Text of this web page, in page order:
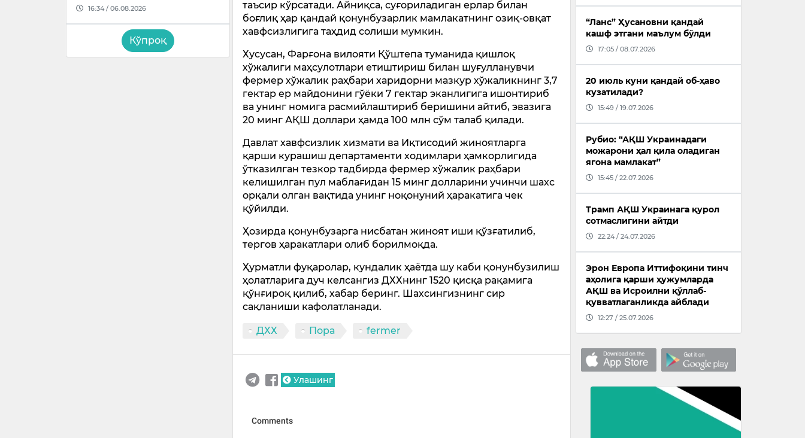
16:34 / 06.08.2026
Кўпроқ
таъсир кўрсатади. Айниқса, суғориладиган ерлар билан
боғлиқ ҳар қандай қонунбузарлик мамлакатнинг озиқ-овқат
хавфсизлигига таҳдид солиши мумкин.
Хусусан, Фарғона вилояти Қўштепа туманида қишлоқ
хўжалиги маҳсулотлари етиштириш билан шуғулланувчи
фермер хўжалик раҳбари харидорни мазкур хўжаликнинг 3,7
гектар ер майдонини гўёки 7 гектар эканлигига ишонтириб
ва унинг номига расмийлаштириб беришини айтиб, эвазига
20 минг АҚШ доллари ҳамда 100 млн сўм талаб қилади.
Давлат хавфсизлик хизмати ва Иқтисодий жиноятларга
қарши курашиш департаменти ходимлари ҳамкорлигида
ўтказилган тезкор тадбирда фермер хўжалик раҳбари
келишилган пул маблағидан 15 минг долларини учинчи шахс
орқали олган вақтида унинг ноқонуний ҳаракатига чек
қўйилди.
Ҳозирда қонунбузарга нисбатан жиноят иши қўзғатилиб,
тергов ҳаракатлари олиб борилмоқда.
Ҳурматли фуқаролар, кундалик ҳаётда шу каби қонунбузилиш
ҳолатларига дуч келсангиз ДХХнинг 1520 қисқа рақамига
қўнғироқ қилиб, хабар беринг. Шахсингизнинг сир
сақланиши кафолатланади.
ДХХ Пора fermer
Улашинг
“Ланс” Ҳусановни қандай
кашф этгани маълум бўлди
17:05 / 08.07.2026
20 июль куни қандай об-ҳаво
кузатилади?
15:49 / 19.07.2026
Рубио: “АҚШ Украинадаги
можарони ҳал қила оладиган
ягона мамлакат”
15:45 / 22.07.2026
Трамп АҚШ Украинага қурол
сотмаслигини айтди
22:24 / 24.07.2026
Эрон Европа Иттифоқини тинч
аҳолига қарши ҳужумларда
АҚШ ва Исроилни қўллаб-
қувватлаганликда айблади
12:27 / 25.07.2026